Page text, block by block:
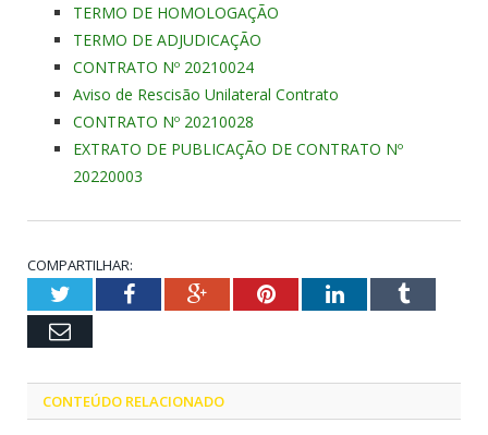
TERMO DE HOMOLOGAÇÃO
TERMO DE ADJUDICAÇÃO
CONTRATO Nº 20210024
Aviso de Rescisão Unilateral Contrato
CONTRATO Nº 20210028
EXTRATO DE PUBLICAÇÃO DE CONTRATO Nº
20220003
COMPARTILHAR:
TwitterFacebookGoogle+PinterestLinkedInTumblr
Email
CONTEÚDO RELACIONADO